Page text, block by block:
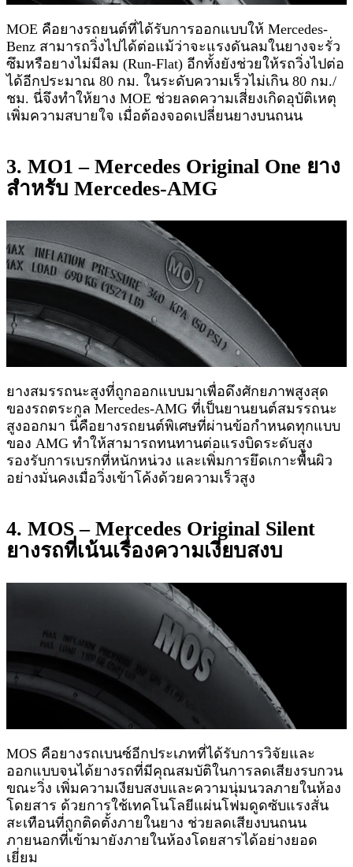
MOE คือยางรถยนต์ที่ได้รับการออกแบบให้ Mercedes-
Benz สามารถวิ่งไปได้ต่อแม้ว่าจะแรงดันลมในยางจะรั่ว
ซึมหรือยางไม่มีลม (Run-Flat) อีกทั้งยังช่วยให้รถวิ่งไปต่อ
ได้อีกประมาณ 80 กม. ในระดับความเร็วไม่เกิน 80 กม./
ชม. นี่จึงทำให้ยาง MOE ช่วยลดความเสี่ยงเกิดอุบัติเหตุ
เพิ่มความสบายใจ เมื่อต้องจอดเปลี่ยนยางบนถนน
3. MO1 – Mercedes Original One ยาง
สำหรับ Mercedes-AMG
ยางสมรรถนะสูงที่ถูกออกแบบมาเพื่อดึงศักยภาพสูงสุด
ของรถตระกูล Mercedes-AMG ที่เป็นยานยนต์สมรรถนะ
สูงออกมา นี่คือยางรถยนต์พิเศษที่ผ่านข้อกำหนดทุกแบบ
ของ AMG ทำให้สามารถทนทานต่อแรงบิดระดับสูง
รองรับการเบรกที่หนักหน่วง และเพิ่มการยึดเกาะพื้นผิว
อย่างมั่นคงเมื่อวิ่งเข้าโค้งด้วยความเร็วสูง
4. MOS – Mercedes Original Silent
ยางรถที่เน้นเรื่องความเงียบสงบ
MOS คือยางรถเบนซ์อีกประเภทที่ได้รับการวิจัยและ
ออกแบบจนได้ยางรถที่มีคุณสมบัติในการลดเสียงรบกวน
ขณะวิ่ง เพิ่มความเงียบสงบและความนุ่มนวลภายในห้อง
โดยสาร ด้วยการใช้เทคโนโลยีแผ่นโฟมดูดซับแรงสั่น
สะเทือนที่ถูกติดตั้งภายในยาง ช่วยลดเสียงบนถนน
ภายนอกที่เข้ามายังภายในห้องโดยสารได้อย่างยอด
เยี่ยม